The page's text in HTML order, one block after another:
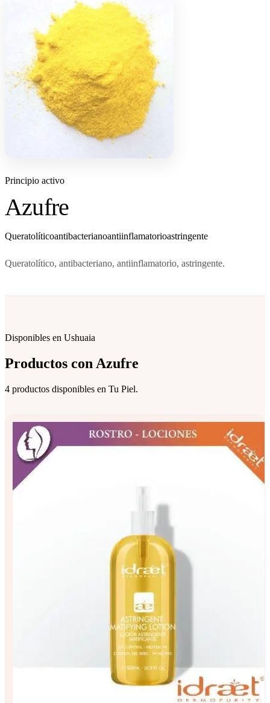
Principio activo
Azufre
Queratolíticoantibacterianoantiinflamatorioastringente
Queratolítico, antibacteriano, antiinflamatorio, astringente.
Disponibles en Ushuaia
Productos con Azufre
4 productos disponibles en Tu Piel.